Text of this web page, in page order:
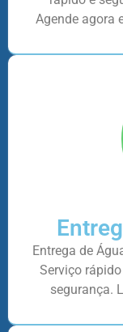
Agende agora
Entrega de
Serviço
segurança.